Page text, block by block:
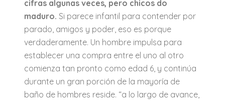
cifras algunas veces, pero chicos do
maduro. Si parece infantil para contender por
parado, amigos y poder, eso es porque
verdaderamente. Un hombre impulsa para
establecer una compra entre el uno al otro
comienza tan pronto como edad 6, y continúa
durante un gran porción de la mayoría de
baño de hombres reside. “a lo largo de avance,